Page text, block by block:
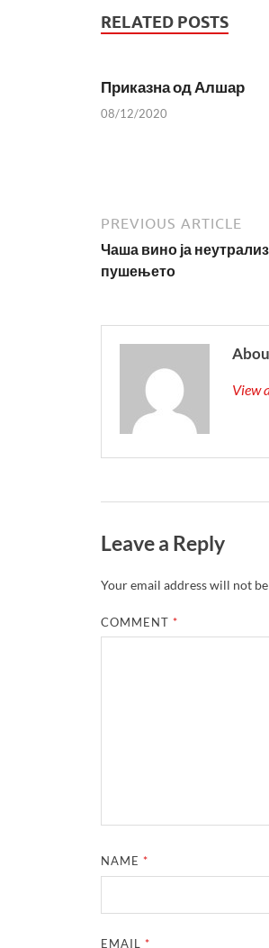
RELATED POSTS
Приказна од Алшар
08/12/2020
PREVIOUS ARTICLE
Чаша вино ја
пушењето
View
Leave a Reply
Your email address will not
COMMENT*
NAME*
EMAIL*